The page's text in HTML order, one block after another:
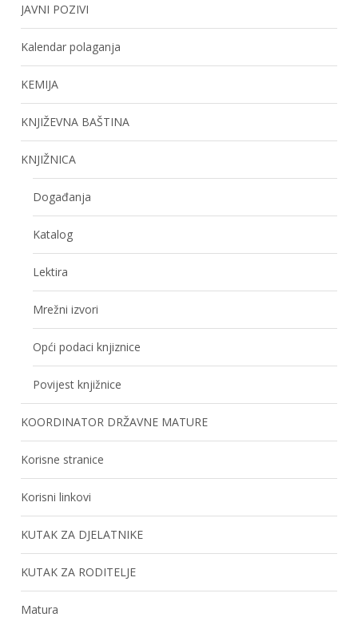
JAVNI POZIVI
Kalendar polaganja
KEMIJA
KNJIŽEVNA BAŠTINA
KNJIŽNICA
Događanja
Katalog
Lektira
Mrežni izvori
Opći podaci knjiznice
Povijest knjižnice
KOORDINATOR DRŽAVNE MATURE
Korisne stranice
Korisni linkovi
KUTAK ZA DJELATNIKE
KUTAK ZA RODITELJE
Matura